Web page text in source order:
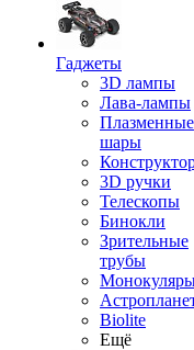
Гаджеты
3D лампы
Лава-лампы
Плазменные
шары
3D ручки
Телескопы
Бинокли
Зрительные
трубы
Biolite
Ещё